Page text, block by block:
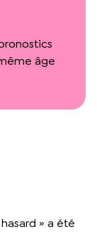
âge
» a été